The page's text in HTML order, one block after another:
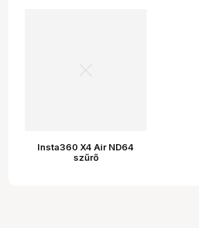
Insta360 X4 Air ND64
szűrő